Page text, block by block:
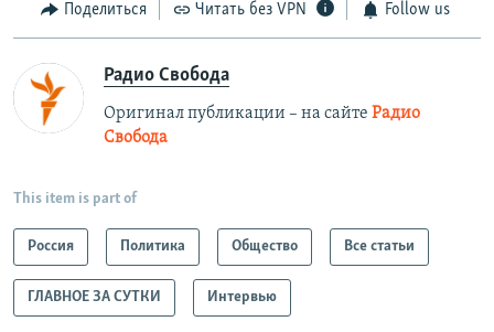
Поделиться Читать без VPN Follow us
Радио Свобода
Оригинал публикации – на сайте Радио
Свобода
This item is part of
Россия Политика Общество Все статьи
ГЛАВНОЕ ЗА СУТКИ Интервью